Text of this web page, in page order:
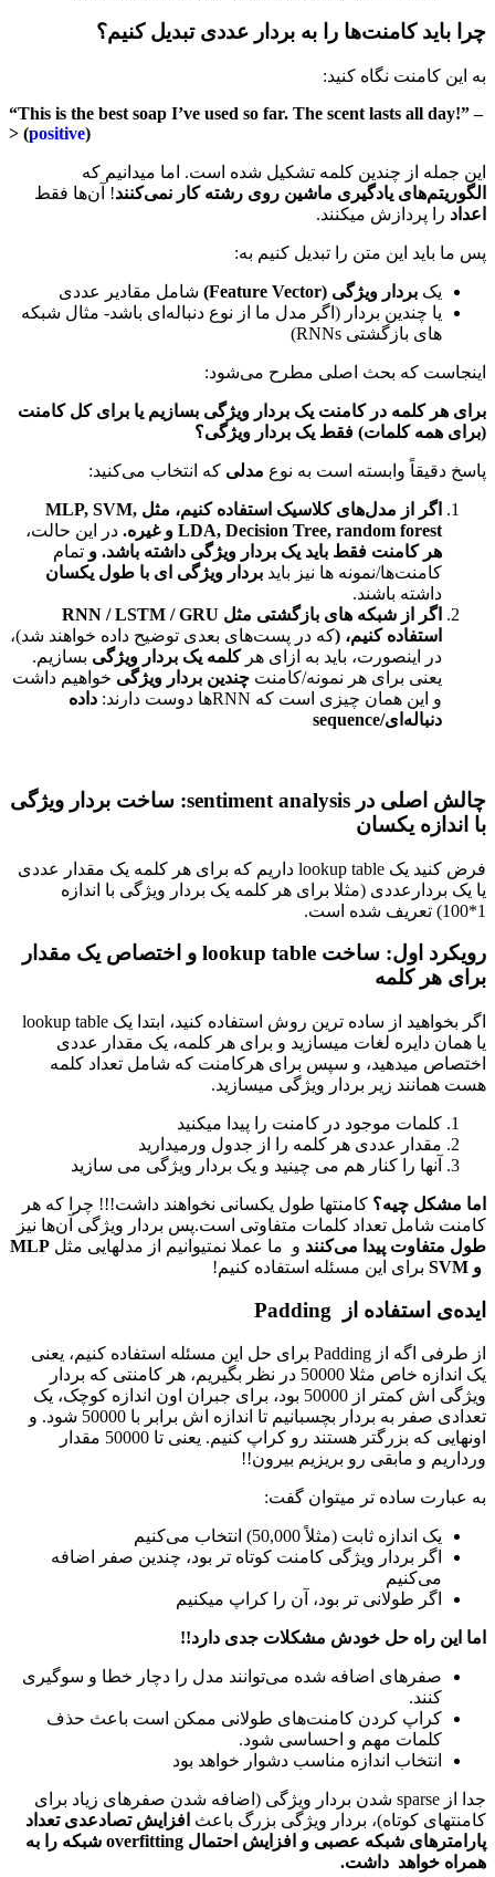
چرا باید کامنت‌ها را به بردار عددی تبدیل کنیم؟
به این کامنت نگاه کنید:
“This is the best soap I’ve used so far. The scent lasts all day!” –
> (positive)
این جمله از چندین کلمه تشکیل شده است. اما میدانیم که
الگوریتم‌های یادگیری ماشین روی رشته کار نمی‌کنند! آن‌ها فقط
اعداد را پردازش میکنند.
پس ما باید این متن را تبدیل کنیم به:
یک بردار ویژگی (Feature Vector)
شامل مقادیر عددی
یا چندین بردار (اگر مدل ما از نوع دنباله‌ای باشد- مثال شبکه
های بازگشتی RNNs)
اینجاست که بحث اصلی مطرح می‌شود:
برای هر کلمه در کامنت یک بردار ویژگی بسازیم یا برای کل کامنت
(برای همه کلمات) فقط یک بردار ویژگی؟
پاسخ دقیقاً وابسته است به نوع مدلی که انتخاب می‌کنید:
اگر از مدل‌های کلاسیک استفاده کنیم، مثل MLP, SVM,
LDA, Decision Tree, random forest و غیره. در این حالت،
هر کامنت فقط باید یک بردار ویژگی داشته باشد. و تمام
کامنت‌ها/نمونه ها نیز باید بردار ویژگی ای با طول یکسان
داشته باشند.
اگر از شبکه های بازگشتی مثل
استفاده کنیم، (که در پست‌های بعدی توضیح داده خواهند شد)،
در اینصورت، باید به ازای هرکلمه یک بردار ویژگی بسازیم.
یعنی برای هر نمونه/کامنت چندین بردار ویژگی خواهیم داشت
و این همان چیزی است که RNNها دوست دارند:
داده
دنباله‌ای/sequence
چالش اصلی در sentiment analysis: ساخت بردار ویژگی
با اندازه یکسان
فرض کنید یک lookup table داریم که برای هر کلمه یک مقدار عددی
یا یک بردارعددی (مثلا برای هر کلمه یک بردار ویژگی با اندازه
1*100) تعریف شده است.
رویکرد اول: ساخت lookup table و اختصاص یک مقدار
برای هر کلمه
اگر بخواهید از ساده ترین روش استفاده کنید، ابتدا یک lookup table
یا همان دایره لغات میسازید و برای هر کلمه، یک مقدار عددی
اختصاص میدهید، و سپس برای هرکامنت که شامل تعداد کلمه
هست همانند زیر بردار ویژگی میسازید.
کلمات موجود در کامنت را پیدا میکنید
مقدار عددی هر کلمه را از جدول ورمیدارید
آنها را کنار هم می چینید و یک بردار ویژگی می سازید
اما مشکل چیه؟ کامنتها طول یکسانی نخواهند داشت!!! چرا که هر
کامنت شامل تعداد کلمات متفاوتی است.پس بردار ویژگی آن‌ها نیز
طول متفاوت پیدا می‌کنند و ما عملا نمتیوانیم از مدلهایی مثل MLP
و
برای این مسئله استفاده کنیم!
ایده‌ی استفاده از Padding
از طرفی اگه از Padding برای حل این مسئله استفاده کنیم، یعنی
یک اندازه خاص مثلا 50000 در نظر بگیریم، هر کامنتی که بردار
ویژگی اش کمتر از 50000 بود، برای جبران اون اندازه کوچک، یک
تعدادی صفر به بردار بچسبانیم تا اندازه اش برابر با 50000 شود. و
اونهایی که بزرگتر هستند رو کراپ کنیم. یعنی تا 50000 مقدار
ورداریم و مابقی رو بریزیم بیرون!!
به عبارت ساده تر میتوان گفت:
یک اندازه ثابت (مثلاً 50,000) انتخاب می‌کنیم
اگر بردار ویژگی کامنت کوتاه تر بود، چندین صفر اضافه
می‌کنیم
اگر طولانی تر بود، آن را کراپ میکنیم
اما این راه ‌حل خودش مشکلات جدی دارد!!
صفرهای اضافه شده می‌توانند مدل را دچار خطا و سوگیری
کنند.
کراپ کردن کامنت‌های طولانی ممکن است باعث حذف
کلمات مهم و احساسی شود.
انتخاب اندازه مناسب دشوار خواهد بود
جدا از sparse شدن بردار ویژگی (اضافه شدن صفرهای زیاد برای
کامنتهای کوتاه)، بردار ویژگی بزرگ باعث افزایش تصادعدی تعداد
پارامترهای شبکه عصبی و افزایش احتمال overfitting شبکه را به
همراه خواهد داشت.